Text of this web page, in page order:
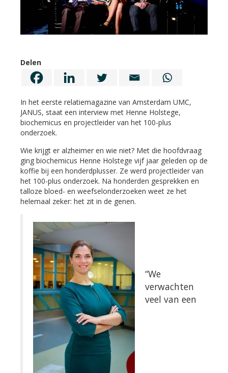
Delen
In het eerste relatiemagazine van Amsterdam UMC,
JANUS, staat een interview met Henne Holstege,
biochemicus en projectleider van het 100-plus
onderzoek.
Wie krijgt er alzheimer en wie niet? Met die hoofdvraag
ging biochemicus Henne Holstege vijf jaar geleden op de
koffie bij een honderdplusser. Ze werd projectleider van
het 100-plus onderzoek. Na honderden gesprekken en
talloze bloed- en weefselonderzoeken weet ze het
helemaal zeker: het zit in de genen.
“We
verwachten
veel van een